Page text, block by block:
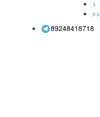
>
>>
89248418718